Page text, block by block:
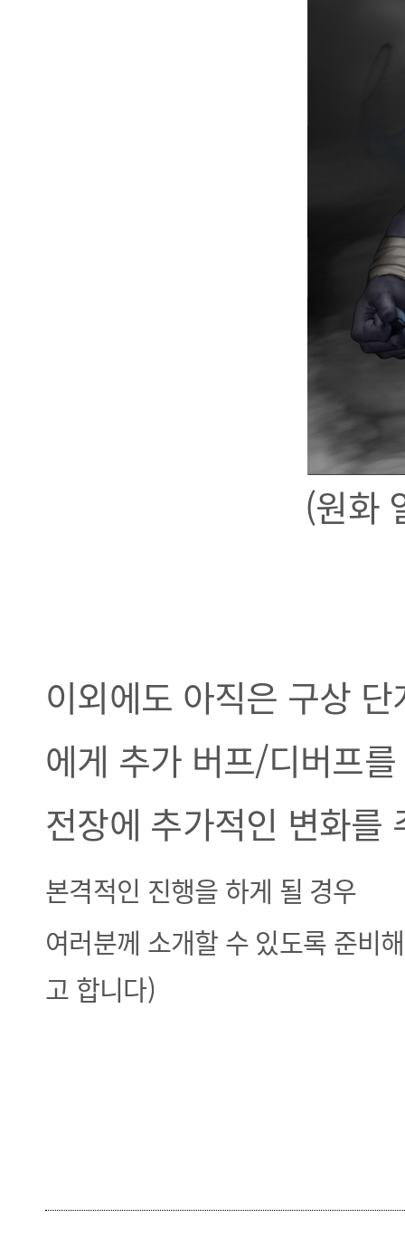
(원화
이외에도 아직은 구상
에게 추가 버프/디버프
전장에 추가적인 변화
본격적인 진행을 하게 될 경우
여러분께 소개할 수 있도록 준비
고 합니다)